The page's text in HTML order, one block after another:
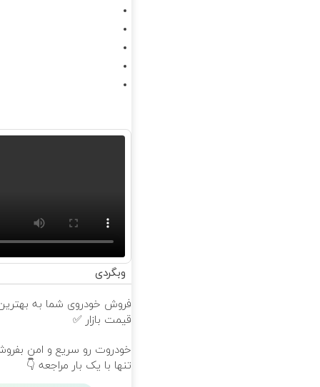
وبگردی
فروش خودروی شما به
قیمت بازار ✅
خودروت رو سریع و امن
تنها با یک بار مراجعه 👇